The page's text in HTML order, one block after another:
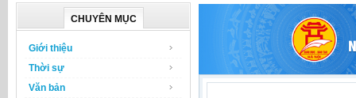
CHUYÊN MỤC
Giới thiệu
Thời sự
Văn bản